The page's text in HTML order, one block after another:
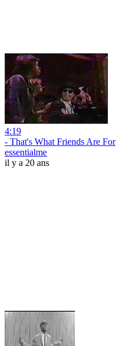
4:19
- That's What Friends Are For
essentialme
il y a 20 ans